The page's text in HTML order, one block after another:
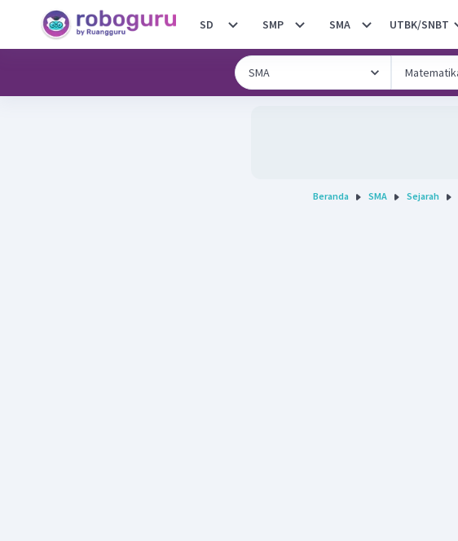
SD SMP SMA UTBK/SNBT
Beranda SMA Sejarah